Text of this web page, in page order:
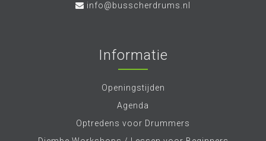
info@busscherdrums.nl
Informatie
Openingstijden
Agenda
Optredens voor Drummers